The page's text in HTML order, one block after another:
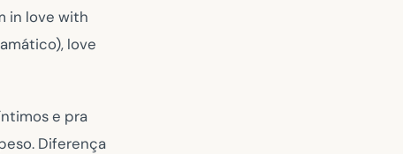
in love with
love
e pra
Diferença